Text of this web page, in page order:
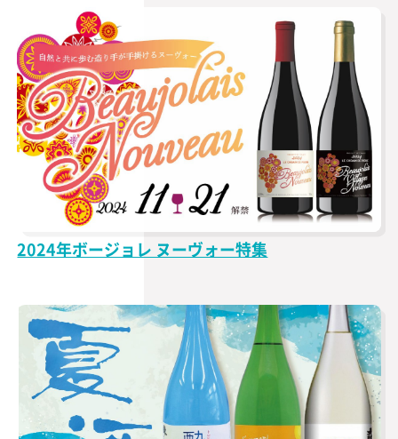
2024年ボージョレ ヌーヴォー特集